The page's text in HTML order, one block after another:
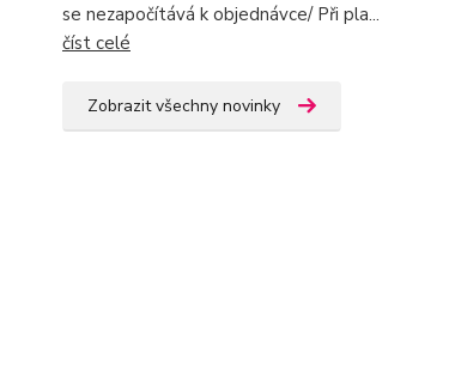
se nezapočítává k objednávce/ Při pla...
číst celé
Zobrazit všechny novinky